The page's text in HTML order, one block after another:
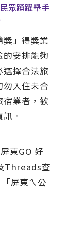
眾踴躍舉手
」得獎業
安排能夠
擇合法旅
勿入住未合
業者，歡
。
東GO 好
Threads查
屏東ㄟ公